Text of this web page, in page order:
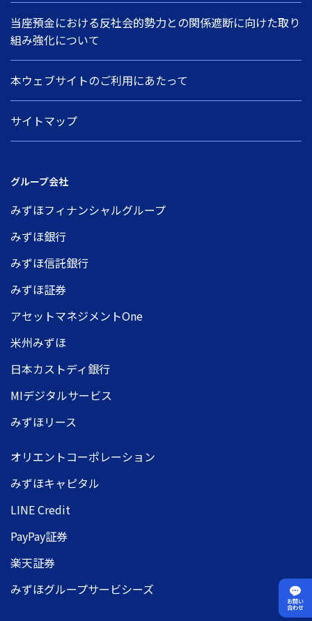
お問い
合わせ
当座預金における反社会的勢力との関係遮断に向けた取り
組み強化について
本ウェブサイトのご利用にあたって
サイトマップ
グループ会社
みずほフィナンシャルグループ
みずほ銀行
みずほ信託銀行
みずほ証券
アセットマネジメントOne
米州みずほ
日本カストディ銀行
MIデジタルサービス
みずほリース
オリエントコーポレーション
みずほキャピタル
LINE Credit
PayPay証券
楽天証券
みずほグループサービシーズ